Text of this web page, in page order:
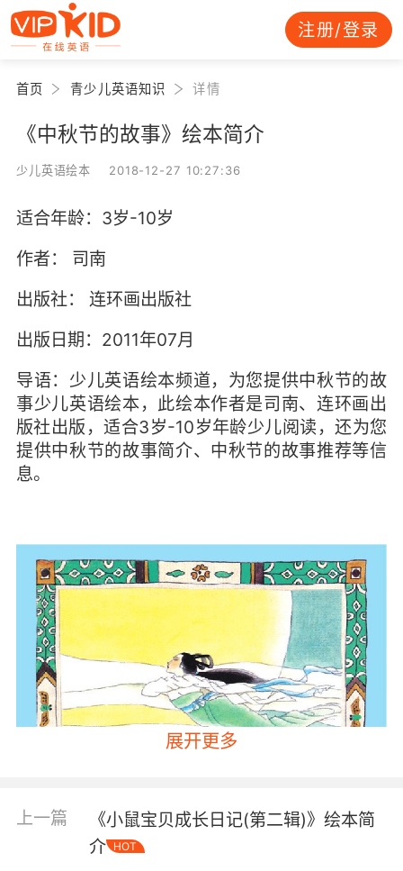
注册/登录
首页 青少儿英语知识 详情
《中秋节的故事》绘本简介
少儿英语绘本 2018-12-27 10:27:36
适合年龄：3岁-10岁
作者： 司南
出版社： 连环画出版社
出版日期：2011年07月
导语：少儿英语绘本频道，为您提供中秋节的故
事少儿英语绘本，此绘本作者是司南、连环画出
版社出版，适合3岁-10岁年龄少儿阅读，还为您
提供中秋节的故事简介、中秋节的故事推荐等信
息。
展开更多
上一篇
《小鼠宝贝成长日记(第二辑)》绘本简
介
HOT